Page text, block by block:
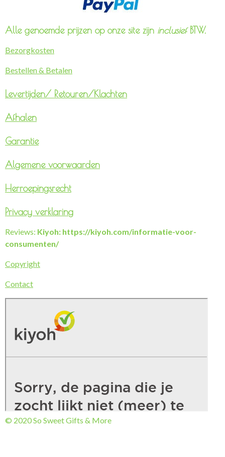
Alle genoemde prijzen op onze site zijn inclusiefBTW.
Bezorgkosten
Bestellen & Betalen
Levertijden/ Retouren/Klachten
Afhalen
Garantie
Algemene voorwaarden
Herroepingsrecht
Privacy verklaring
Reviews: Kiyoh: https://kiyoh.com/informatie-voor-
consumenten/
Copyright
Contact
© 2020 So Sweet Gifts & More